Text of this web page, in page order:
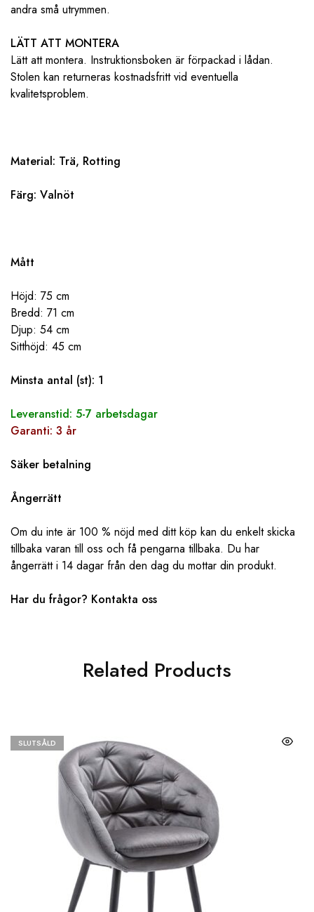
andra små utrymmen.
LÄTT ATT MONTERA
Lätt att montera. Instruktionsboken är förpackad i lådan.
Stolen kan returneras kostnadsfritt vid eventuella
kvalitetsproblem.
Material: Trä, Rotting
Färg: Valnöt
Mått
Höjd: 75 cm
Bredd: 71 cm
Djup: 54 cm
Sitthöjd: 45 cm
Minsta antal (st): 1
Leveranstid: 5-7 arbetsdagar
Garanti: 3 år
Säker betalning
Ångerrätt
Om du inte är 100 % nöjd med ditt köp kan du enkelt skicka
tillbaka varan till oss och få pengarna tillbaka. Du har
ångerrätt i 14 dagar från den dag du mottar din produkt.
Har du frågor? ‌‌ Kontakta oss
Related Products
SLUTSÅLD